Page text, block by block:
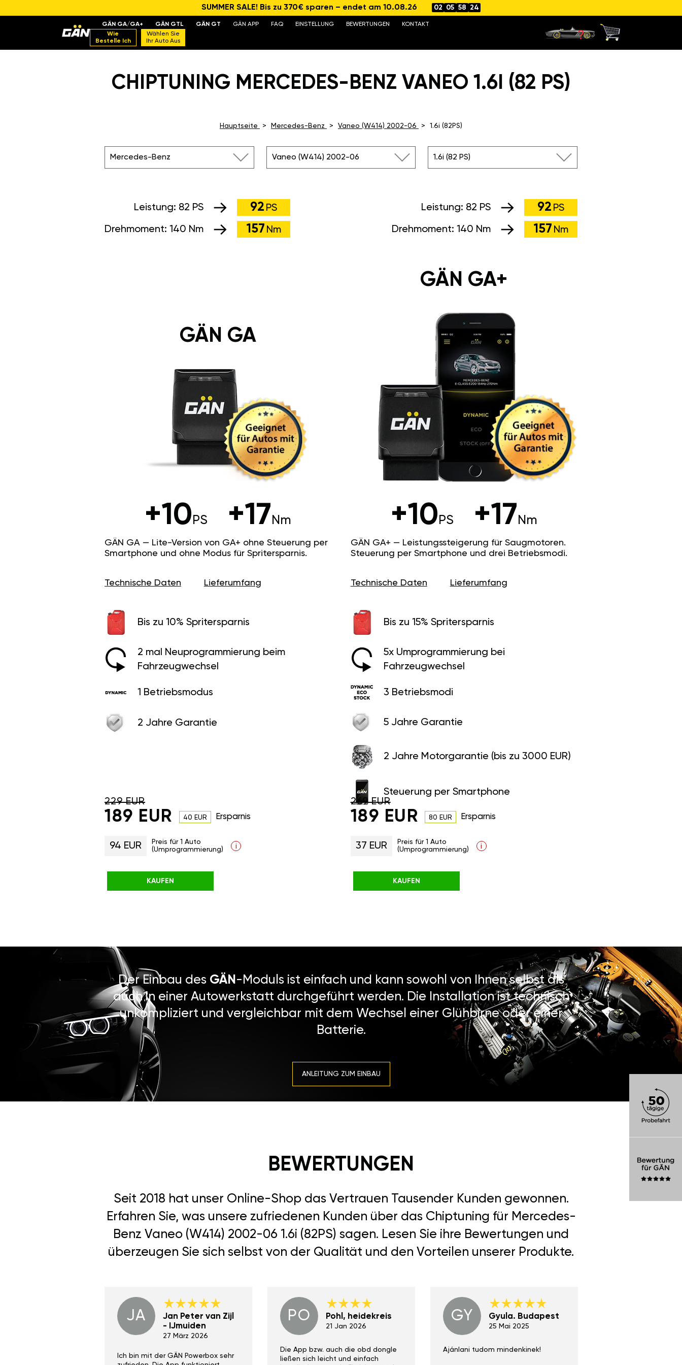
SUMMER SALE! Bis zu 370€ sparen – endet am 10.08.26 02 05 58 24
GÄN GA/GA+ GÄN GTL GÄN GT GÄN APP FAQ EINSTELLUNG BEWERTUNGEN
KONTAKT
Wie
Bestelle Ich
Wählen Sie
Ihr Auto Aus
CHIPTUNING MERCEDES-BENZ VANEO 1.6I (82 PS)
Hauptseite Mercedes-Benz Vaneo (W414) 2002-06 1.6i (82PS)
Mercedes-Benz Vaneo (W414) 2002-06 1.6i (82 PS)
Leistung: 82 PS 92 PS
Drehmoment: 140 Nm 157 Nm
Leistung: 82 PS 92 PS
Drehmoment: 140 Nm 157 Nm
GÄN GA+
+10PS +17Nm
GÄN GA+ — Leistungssteigerung für Saugmotoren.
Steuerung per Smartphone und drei Betriebsmodi.
Technische Daten Lieferumfang
Bis zu 15% Spritersparnis
5x Umprogrammierung bei
Fahrzeugwechsel
3 Betriebsmodi
5 Jahre Garantie
2 Jahre Motorgarantie (bis zu 3000 EUR)
Steuerung per Smartphone
269 EUR
189 EUR 80 EUR Ersparnis
37 EUR
Preis für 1 Auto
(Umprogrammierung)
i
KAUFEN
GÄN GA
+10PS +17Nm
GÄN GA — Lite-Version von GA+ ohne Steuerung per
Smartphone und ohne Modus für Spritersparnis.
Technische Daten Lieferumfang
Bis zu 10% Spritersparnis
2 mal Neuprogrammierung beim
Fahrzeugwechsel
1 Betriebsmodus
2 Jahre Garantie
229 EUR
189 EUR 40 EUR Ersparnis
94 EUR
Preis für 1 Auto
(Umprogrammierung)
i
KAUFEN
Der Einbau des GÄN-Moduls ist einfach und kann sowohl von Ihnen selbst als
auch in einer Autowerkstatt durchgeführt werden. Die Installation ist technisch
unkompliziert und vergleichbar mit dem Wechsel einer Glühbirne oder einer
Batterie.
ANLEITUNG ZUM EINBAU
BEWERTUNGEN
Seit 2018 hat unser Online-Shop das Vertrauen Tausender Kunden gewonnen.
Erfahren Sie, was unsere zufriedenen Kunden über das Chiptuning für Mercedes-
Benz Vaneo (W414) 2002-06 1.6i (82PS) sagen. Lesen Sie ihre Bewertungen und
überzeugen Sie sich selbst von der Qualität und den Vorteilen unserer Produkte.
JA
Jan Peter van Zijl
- IJmuiden
27 März 2026
Ich bin mit der GÄN Powerbox sehr
PO Pohl, heidekreis
21 Jan 2026
Die App bzw. auch die obd dongle
ließen sich leicht und einfach
GY Gyula. Budapest
25 Mai 2025
Ajánlani tudom mindenkinek!